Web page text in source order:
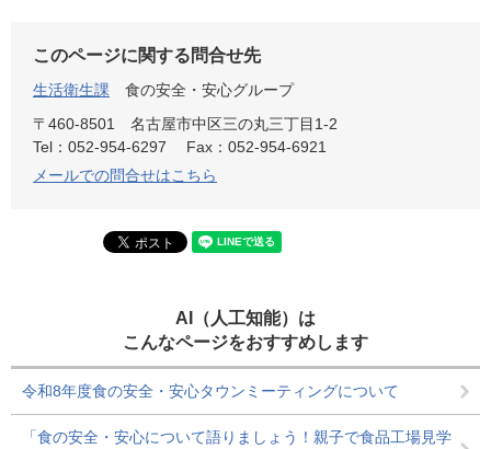
このページに関する問合せ先
生活衛生課
食の安全・安心グループ
〒460-8501
名古屋市中区三の丸三丁目1-2
Tel：052-954-6297
Fax：052-954-6921
メールでの問合せはこちら
AI（人工知能）は
こんなページをおすすめします
令和8年度食の安全・安心タウンミーティングについて
「食の安全・安心について語りましょう！親子で食品工場見学